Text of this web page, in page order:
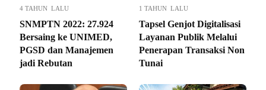
4 TAHUN LALU
SNMPTN 2022: 27.924
Bersaing ke UNIMED,
PGSD dan Manajemen
jadi Rebutan
1 TAHUN LALU
Tapsel Genjot Digitalisasi
Layanan Publik Melalui
Penerapan Transaksi Non
Tunai